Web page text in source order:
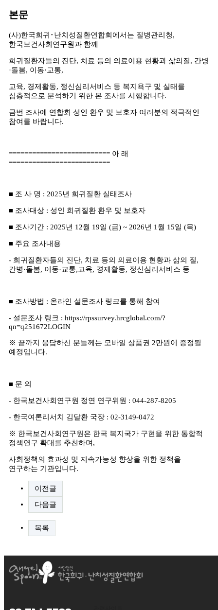
본문
(사)한국희귀 ･ 난치성질환연합회에서는 질병관리청,
한국보건사회연구원과 함께
희귀질환자들의 진단, 치료 등의 의료이용 현황과 삶의질, 간병
·돌봄, 이동·교통,
교육, 경제활동, 정신심리서비스 등 복지욕구 및 실태를
심층적으로 분석하기 위한 본 조사를 시행합니다.
금번 조사에 연합회 성인 환우 및 보호자 여러분의 적극적인
참여를 바랍니다.
========================== 아 래
==========================
■ 조 사 명 : 2025년 희귀질환 실태조사
■ 조사대상 : 성인 희귀질환 환우 및 보호자
■ 조사기간 : 2025년 12월 19일 (금) ~ 2026년 1 월 15일 (목)
■ 주요 조사내용
- 희귀질환자들의 진단, 치료 등의 의료이용 현황과 삶의 질,
간병·돌봄, 이동·교통,교육, 경제활동, 정신심리서비스 등
■ 조사방법 : 온라인 설문조사 링크를 통해 참여
- 설문조사 링크 : https://rpssurvey.hrcglobal.com/?
qn=q251672LOGIN
※ 끝까지 응답하신 분들께는 모바일 상품권 2만원이 증정될
예정입니다.
■ 문 의
- 한국보건사회연구원 정연 연구위원 : 044-287-8205
- 한국여론리서치 김달환 국장 : 02-3149-0472
※ 한국보건사회연구원은 한국 복지국가 구현을 위한 통합적
정책연구 확대를 추친하며 ,
사회정책의 효과성 및 지속가능성 향상을 위한 정책을
연구하는 기관입니다.
이전글
다음글
목록